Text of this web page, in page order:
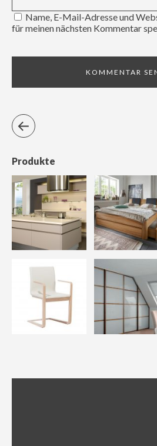
Name, E-Mail-Adresse und
für meinen nächsten Kommentar
Produkte